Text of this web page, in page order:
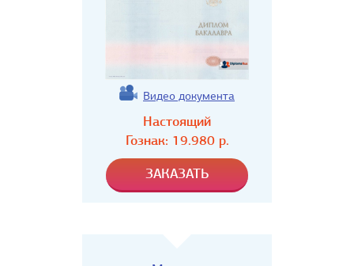
Видео документа
Настоящий
Гознак: 19.980р.